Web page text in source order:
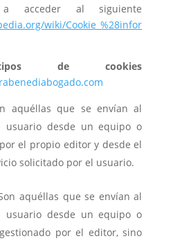
acceder al siguiente
wiki/Cookie_%28infor
de cookies
aquéllas que se envían al
usuario desde un equipo o
el propio editor y desde el
solicitado por el usuario.
aquéllas que se envían al
usuario desde un equipo o
por el editor, sino